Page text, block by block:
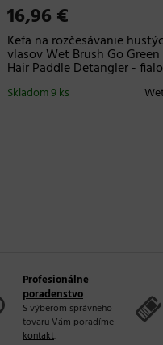
16,96 €
Kefa na rozčesávanie
vlasov Wet Brush Go
Hair Paddle Detangler -
Skladom 9 ks
Profesionálne
poradenstvo
S výberom správneho
tovaru Vám poradíme -
kontakt.